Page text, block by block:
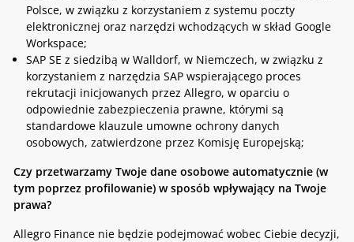
Polsce, w związku z korzystaniem z systemu poczty
elektronicznej oraz narzędzi wchodzących w skład Google
Workspace;
SAP SE z siedzibą w Walldorf, w Niemczech, w związku z
korzystaniem z narzędzia SAP wspierającego proces
rekrutacji inicjowanych przez Allegro, w oparciu o
odpowiednie zabezpieczenia prawne, którymi są
standardowe klauzule umowne ochrony danych
osobowych, zatwierdzone przez Komisję Europejską;
Czy przetwarzamy Twoje dane osobowe automatycznie (w
tym poprzez profilowanie) w sposób wpływający na Twoje
prawa?
Allegro Finance nie będzie podejmować wobec Ciebie decyzji,